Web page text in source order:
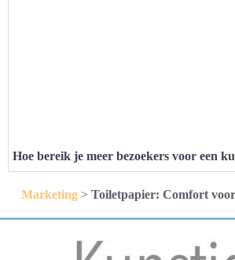
Hoe bereik je meer bezoekers voor een
Marketing > Toiletpapier: Comfort